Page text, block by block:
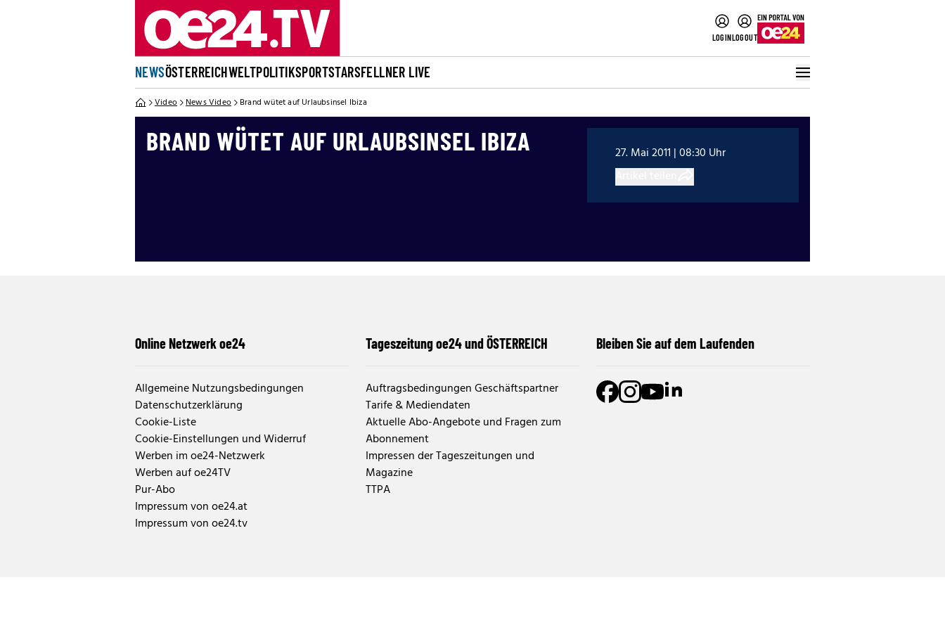
LOGINLOGOUT
NEWSÖSTERREICHWELTPOLITIKSPORTSTARSFELLNER LIVE
Video News Video Brand wütet auf Urlaubsinsel Ibiza
BRAND WÜTET AUF URLAUBSINSEL IBIZA
27. Mai 2011 | 08:30 Uhr
Online Netzwerk oe24
Allgemeine Nutzungsbedingungen
Datenschutzerklärung
Cookie-Liste
Cookie-Einstellungen und Widerruf
Werben im oe24-Netzwerk
Werben auf oe24TV
Pur-Abo
Impressum von oe24.at
Impressum von oe24.tv
Tageszeitung oe24 und ÖSTERREICH
Auftragsbedingungen Geschäftspartner
Tarife & Mediendaten
Aktuelle Abo-Angebote und Fragen zum
Abonnement
Impressen der Tageszeitungen und
Magazine
TTPA
Bleiben Sie auf dem Laufenden